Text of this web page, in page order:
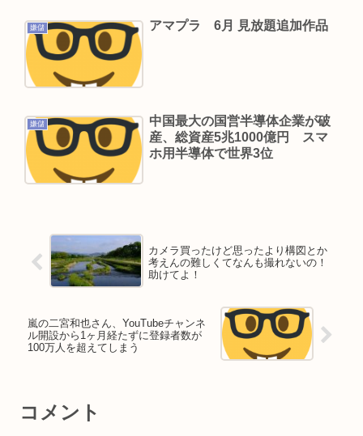
嫌儲 アマプラ 6月 見放題追加作品
嫌儲
中国最大の国営半導体企業が破
産、総資産5兆1000億円 スマ
ホ用半導体で世界3位
カメラ買ったけど思ったより構図とか
考えんの難しくてなんも撮れないの！
助けてよ！
嵐の二宮和也さん、YouTubeチャンネ
ル開設から1ヶ月経たずに登録者数が
100万人を超えてしまう
コメント